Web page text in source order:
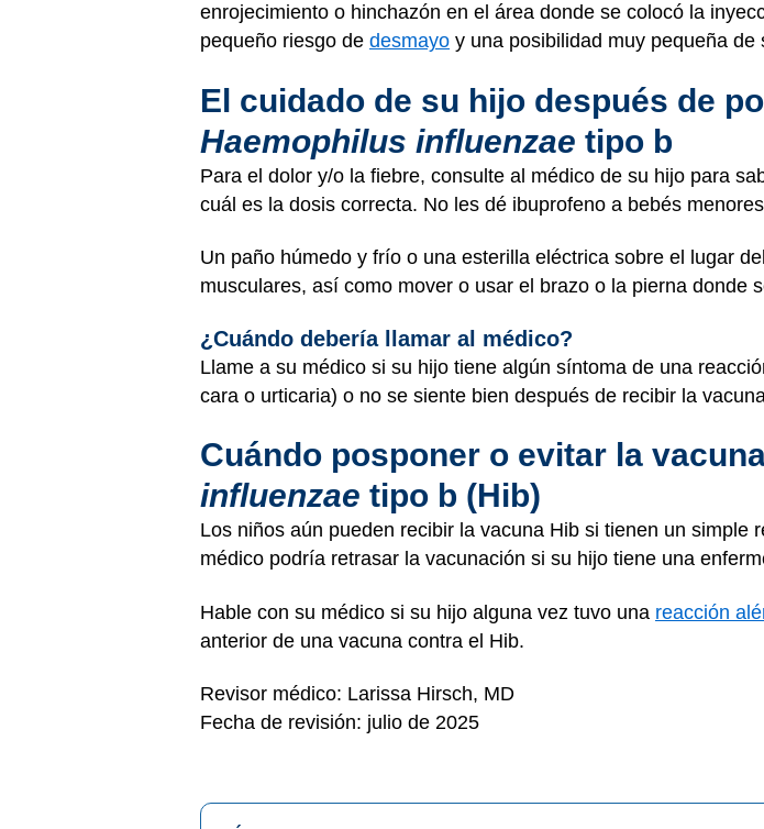
enrojecimiento o hinchazón en el área donde se colocó la
pequeño riesgo de desmayo y una posibilidad muy pequeña
El cuidado de su hijo después de
Haemophilus influenzae tipo b
Para el dolor y/o la fiebre, consulte al médico de su hijo para
cuál es la dosis correcta. No les dé ibuprofeno a bebés
Un paño húmedo y frío o una esterilla eléctrica sobre el lugar
musculares, así como mover o usar el brazo o la pierna donde
¿Cuándo debería llamar al médico?
Llame a su médico si su hijo tiene algún síntoma de una
cara o urticaria) o no se siente bien después de recibir la
Cuándo posponer o evitar la
influenzae tipo b (Hib)
Los niños aún pueden recibir la vacuna Hib si tienen un simple
médico podría retrasar la vacunación si su hijo tiene una
Hable con su médico si su hijo alguna vez tuvo una reacción
anterior de una vacuna contra el Hib.
Revisor médico: Larissa Hirsch, MD
Fecha de revisión: julio de 2025